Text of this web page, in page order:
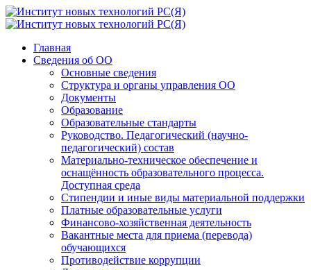
Главная
Сведения об ОО
Основные сведения
Структура и органы управления ОО
Документы
Образование
Образовательные стандарты
Руководство. Педагогический (научно-
педагогический) состав
Материально-техническое обеспечение и
оснащённость образовательного процесса.
Доступная среда
Стипендии и иные виды материальной поддержки
Платные образовательные услуги
Финансово-хозяйственная деятельность
Вакантные места для приема (перевода)
обучающихся
Противодействие коррупции